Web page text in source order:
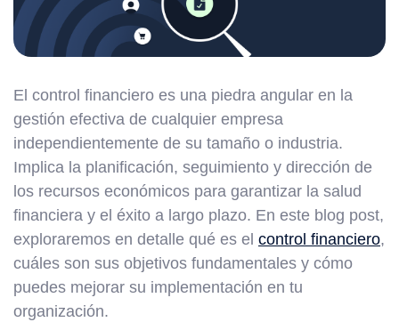
El control financiero es una piedra angular en la
gestión efectiva de cualquier empresa
independientemente de su tamaño o industria.
Implica la planificación, seguimiento y dirección de
los recursos económicos para garantizar la salud
financiera y el éxito a largo plazo. En este blog post,
exploraremos en detalle qué es el control financiero,
cuáles son sus objetivos fundamentales y cómo
puedes mejorar su implementación en tu
organización.